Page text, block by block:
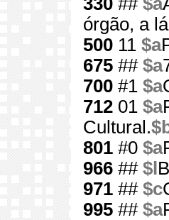
órgão, a
500 11 $a
675 ## $a
700 #1 $a
712 01 $a
Cultural.
801 #0 $a
966 ## $l
971 ## $c
995 ## $a